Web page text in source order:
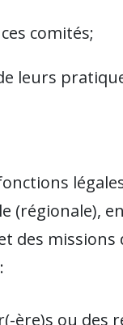
comités;
leurs
(régionale),
des
ère)s ou des